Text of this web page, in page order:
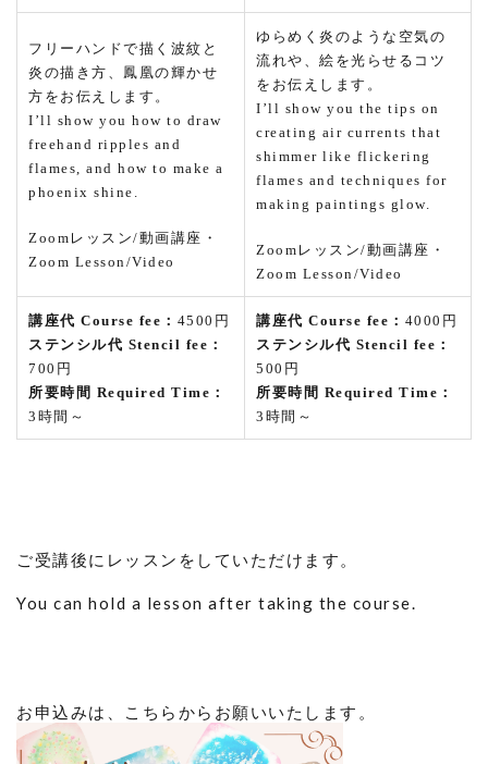
フリーハンドで描く波紋と
炎の描き方、鳳凰の輝かせ
方をお伝えします。
I’ll show you how to draw
freehand ripples and
flames, and how to make a
phoenix shine.
Zoomレッスン/動画講座・
Zoom Lesson/Video
ゆらめく炎のような空気の
流れや、絵を光らせるコツ
をお伝えします。
I’ll show you the tips on
creating air currents that
shimmer like flickering
flames and techniques for
making paintings glow.
Zoomレッスン/動画講座・
Zoom Lesson/Video
講座代 Course fee： 4500円
ステンシル代 Stencil fee：
700円
所要時間 Required Time：
3時間～
講座代 Course fee： 4000円
ステンシル代 Stencil fee：
500円
所要時間 Required Time：
3時間～
ご受講後にレッスンをしていただけます。
You can hold a lesson after taking the course.
お申込みは、こちらからお願いいたします。